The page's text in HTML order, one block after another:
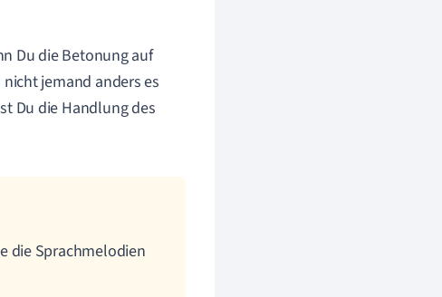
Du die Betonung auf
jemand anders es
Du die Handlung des
die Sprachmelodien